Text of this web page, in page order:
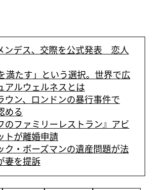
ンデス、交際を公式発表 恋人
満たす」という選択。世界で広
アルウェルネスとは
ウン、ロンドンの暴行事件で
める
のファミリーレストラン』アビ
トが離婚申請
ク・ボーズマンの遺産問題が法
を提訴